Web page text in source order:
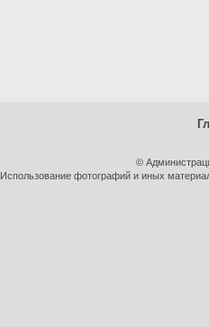
©
Использование фотографий и иных